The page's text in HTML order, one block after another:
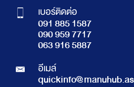
เบอร์ติดต่อ
091 885 1587
090 959 7717
063 916 5887
อีเมล์